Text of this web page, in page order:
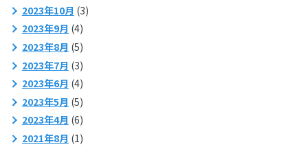
2023年10月 (3)
2023年9月 (4)
2023年8月 (5)
2023年7月 (3)
2023年6月 (4)
2023年5月 (5)
2023年4月 (6)
2021年8月 (1)